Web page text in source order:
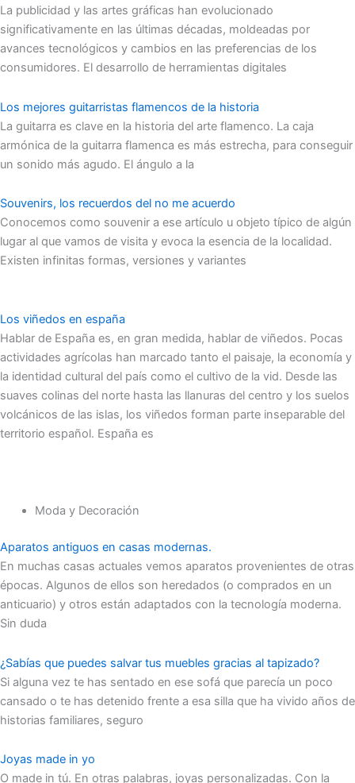
La publicidad y las artes gráficas han evolucionado
significativamente en las últimas décadas, moldeadas por
avances tecnológicos y cambios en las preferencias de los
consumidores. El desarrollo de herramientas digitales
Los mejores guitarristas flamencos de la historia
La guitarra es clave en la historia del arte flamenco. La caja
armónica de la guitarra flamenca es más estrecha, para conseguir
un sonido más agudo. El ángulo a la
Souvenirs, los recuerdos del no me acuerdo
Conocemos como souvenir a ese artículo u objeto típico de algún
lugar al que vamos de visita y evoca la esencia de la localidad.
Existen infinitas formas, versiones y variantes
Los viñedos en españa
Hablar de España es, en gran medida, hablar de viñedos. Pocas
actividades agrícolas han marcado tanto el paisaje, la economía y
la identidad cultural del país como el cultivo de la vid. Desde las
suaves colinas del norte hasta las llanuras del centro y los suelos
volcánicos de las islas, los viñedos forman parte inseparable del
territorio español. España es
Moda y Decoración
Aparatos antiguos en casas modernas.
En muchas casas actuales vemos aparatos provenientes de otras
épocas. Algunos de ellos son heredados (o comprados en un
anticuario) y otros están adaptados con la tecnología moderna.
Sin duda
¿Sabías que puedes salvar tus muebles gracias al tapizado?
Si alguna vez te has sentado en ese sofá que parecía un poco
cansado o te has detenido frente a esa silla que ha vivido años de
historias familiares, seguro
Joyas made in yo
O made in tú. En otras palabras, joyas personalizadas. Con la